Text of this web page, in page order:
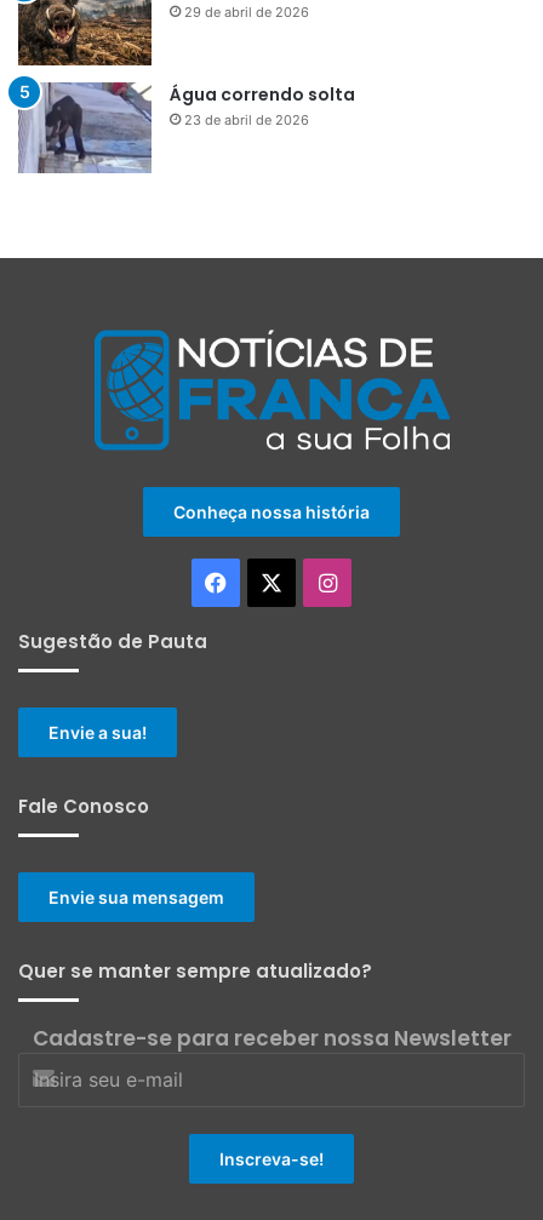
29 de abril de 2026
Água correndo solta
23 de abril de 2026
Conheça nossa história
Facebook Instagram
Sugestão de Pauta
Envie a sua!
Fale Conosco
Envie sua mensagem
Quer se manter sempre atualizado?
Cadastre-se para receber nossa Newsletter